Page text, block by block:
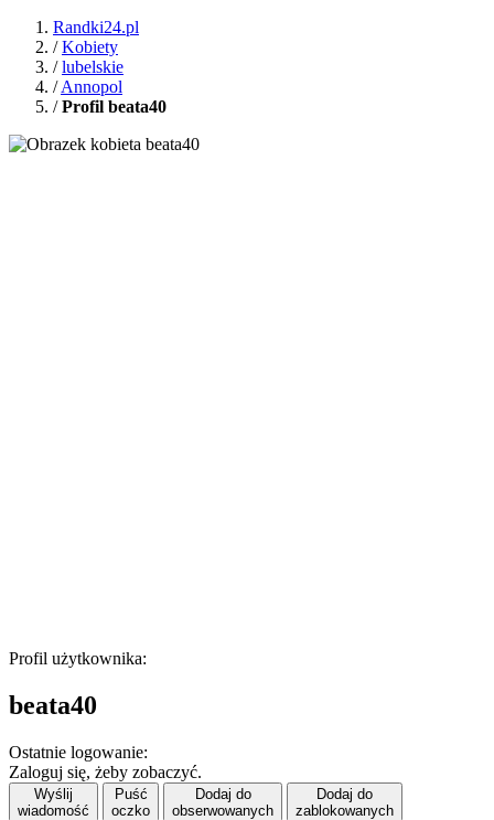
Randki24.pl
/Kobiety
/lubelskie
/Annopol
/Profil beata40
Profil użytkownika:
beata40
Ostatnie logowanie:
Zaloguj się, żeby zobaczyć.
Wyślij
wiadomość
Puść
oczko
Dodaj do
obserwowanych
Dodaj do
zablokowanych